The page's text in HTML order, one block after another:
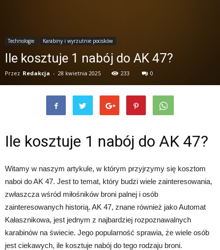
Technologie Karabiny i wyrzutnie pocisków
Ile kosztuje 1 nabój do AK 47?
Przez Redakcja - 28 kwietnia 2025 233 0
Ile kosztuje 1 nabój do AK 47?
Witamy w naszym artykule, w którym przyjrzymy się kosztom
naboi do AK 47. Jest to temat, który budzi wiele zainteresowania,
zwłaszcza wśród miłośników broni palnej i osób
zainteresowanych historią. AK 47, znane również jako Automat
Kałasznikowa, jest jednym z najbardziej rozpoznawalnych
karabinów na świecie. Jego popularność sprawia, że wiele osób
jest ciekawych, ile kosztuje nabój do tego rodzaju broni.